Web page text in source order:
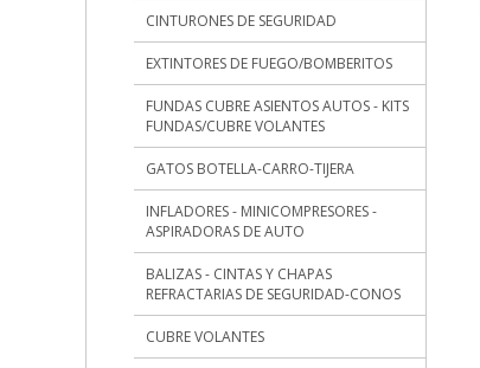
CINTURONES DE SEGURIDAD
EXTINTORES DE FUEGO/BOMBERITOS
FUNDAS CUBRE ASIENTOS AUTOS - KITS
FUNDAS/CUBRE VOLANTES
GATOS BOTELLA-CARRO-TIJERA
INFLADORES - MINICOMPRESORES -
ASPIRADORAS DE AUTO
BALIZAS - CINTAS Y CHAPAS
REFRACTARIAS DE SEGURIDAD-CONOS
CUBRE VOLANTES